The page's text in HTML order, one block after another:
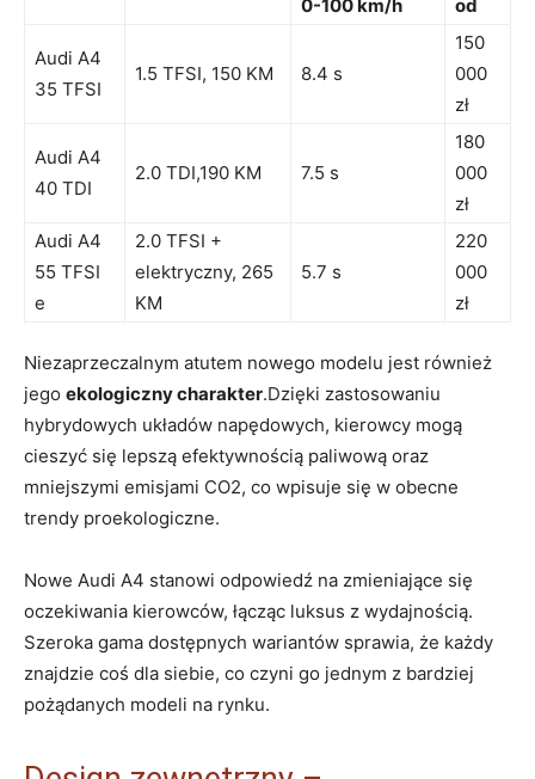
0-100 km/h
od
Audi A4
35 TFSI
1.5 TFSI, 150 KM 8.4 s
150
000
zł
Audi A4
40 TDI
2.0 TDI,190 KM 7.5 s
180
000
zł
Audi A4
55 TFSI
e
2.0 TFSI +
elektryczny, 265
KM
5.7 s
220
000
zł
Niezaprzeczalnym atutem nowego modelu jest również
jego ekologiczny charakter.Dzięki zastosowaniu
hybrydowych układów napędowych, kierowcy mogą
cieszyć się lepszą efektywnością paliwową oraz
mniejszymi emisjami CO2, co wpisuje się w obecne
trendy proekologiczne.
Nowe Audi A4 stanowi odpowiedź na zmieniające się
oczekiwania kierowców, łącząc luksus z wydajnością.
Szeroka gama dostępnych wariantów sprawia, że każdy
znajdzie coś dla siebie, co czyni go jednym z bardziej
pożądanych modeli na rynku.